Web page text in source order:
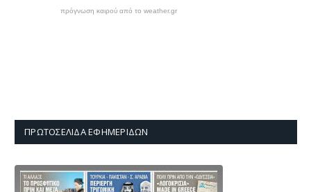
πρόγνωση καιρού από το weather.gr
ΠΡΩΤΟΣΈΛΙΔΑ ΕΦΗΜΕΡΊΔΩΝ